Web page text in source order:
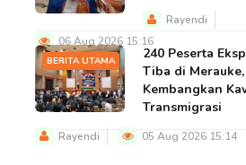
Rayendi
06 Aug 2026 15:16
BERITA UTAMA
240 Peserta
Tiba di
Kembangkan
Transmigrasi
Rayendi 05 Aug 2026 15:14